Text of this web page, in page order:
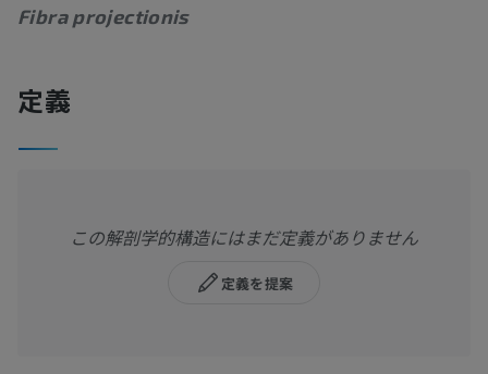
Fibra projectionis
定義
この解剖学的構造にはまだ定義がありません
定義を提案